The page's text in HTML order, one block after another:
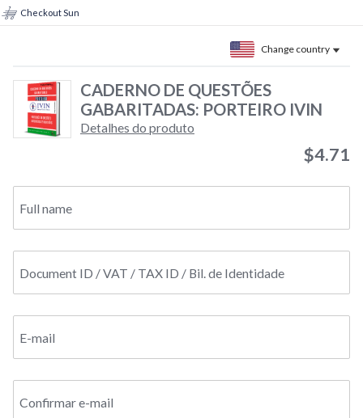
Checkout Sun
Change country
CADERNO DE QUESTÕES
GABARITADAS: PORTEIRO IVIN
Detalhes do produto
$4.71
Full name
Document ID / VAT / TAX ID / Bil. de Identidade
E-mail
Confirmar e-mail